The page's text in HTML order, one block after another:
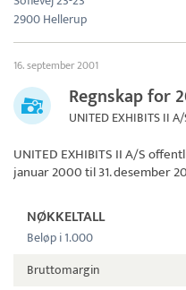
2900 Hellerup
16. september 2001
Regnskap for
UNITED EXHIBITS II
UNITED EXHIBITS II A/S
januar 2000 til 31. desember
NØKKELTALL
Beløp i 1.000
Bruttomargin